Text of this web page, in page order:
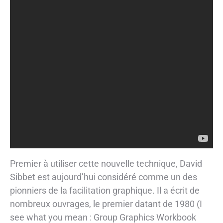
Premier à utiliser cette nouvelle technique, David
Sibbet est aujourd’hui considéré comme un des
pionniers de la facilitation graphique. Il a écrit de
nombreux ouvrages, le premier datant de 1980 (I
see what you mean : Group Graphics Workbook